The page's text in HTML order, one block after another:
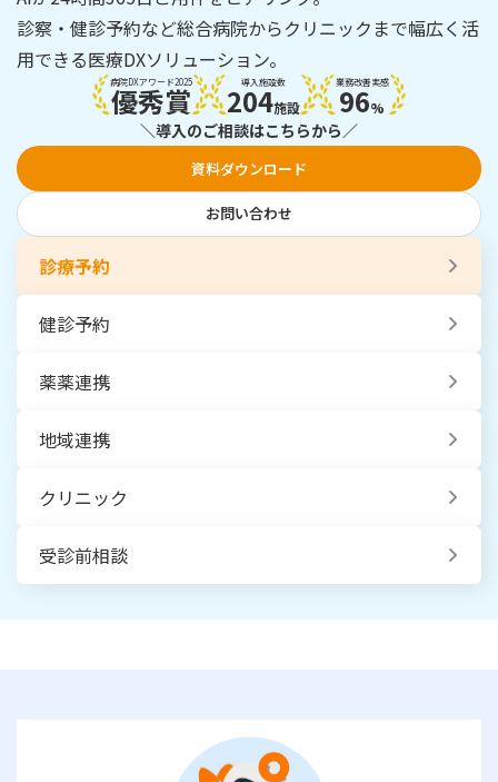
診察・健診予約など総合病院からクリニックまで幅広く活
用できる医療DXソリューション。
病院DXアワード2025
優秀賞 導入施設数
204施設
業務改善実感
96%
＼導入のご相談はこちらから／
資料ダウンロード
お問い合わせ
診療予約
健診予約
薬薬連携
地域連携
クリニック
受診前相談